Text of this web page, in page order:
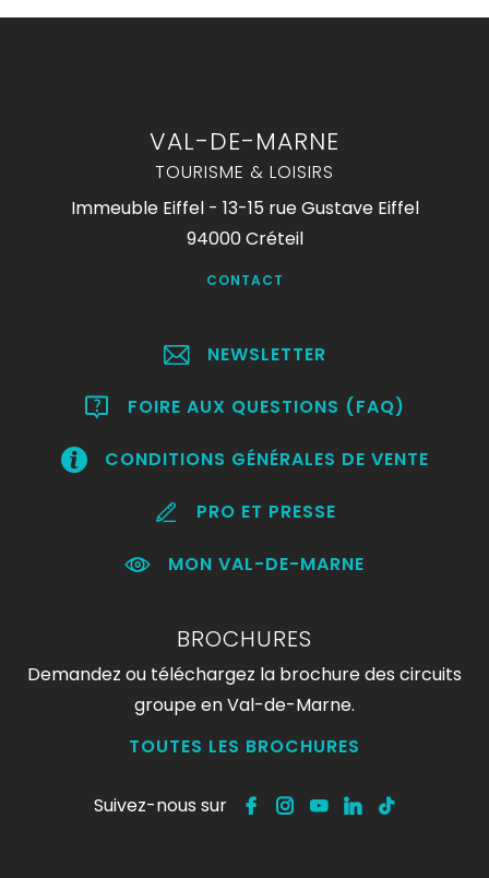
VAL-DE-MARNE
TOURISME & LOISIRS
Immeuble Eiffel - 13-15 rue Gustave Eiffel
94000 Créteil
CONTACT
NEWSLETTER
FOIRE AUX QUESTIONS (FAQ)
CONDITIONS GÉNÉRALES DE VENTE
PRO ET PRESSE
MON VAL-DE-MARNE
BROCHURES
Demandez ou téléchargez la brochure des circuits
groupe en Val-de-Marne.
TOUTES LES BROCHURES
Suivez-nous sur